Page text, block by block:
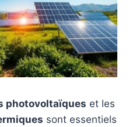
photovoltaïques et les
sont essentiels